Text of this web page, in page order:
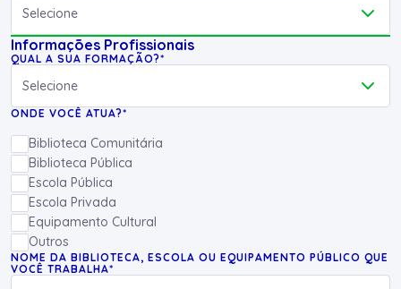
Informações Profissionais
QUAL A SUA FORMAÇÃO?*
ONDE VOCÊ ATUA?*
Biblioteca Comunitária
Biblioteca Pública
Escola Pública
Escola Privada
Equipamento Cultural
Outros
NOME DA BIBLIOTECA, ESCOLA OU EQUIPAMENTO PÚBLICO QUE
VOCÊ TRABALHA*